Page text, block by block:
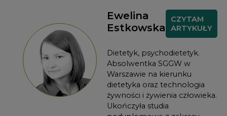
Ewelina
Estkowska
CZYTAM
ARTYKUŁY
Dietetyk, psychodietetyk.
Absolwentka SGGW w
Warszawie na kierunku
dietetyka oraz technologia
żywności i żywienia człowieka.
Ukończyła studia